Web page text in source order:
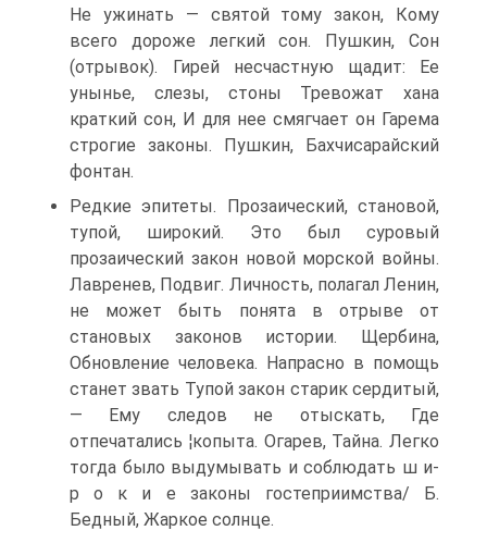
Не ужинать — святой тому закон, Кому
всего дороже легкий сон. Пушкин, Сон
(отрывок). Гирей несчастную щадит: Ее
унынье, слезы, стоны Тревожат хана
краткий сон, И для нее смягчает он Гарема
строгие законы. Пушкин, Бахчисарайский
фонтан.
Редкие эпитеты. Прозаический, становой,
тупой, широкий. Это был суровый
прозаический закон новой морской войны.
Лавренев, Подвиг. Личность, полагал Ленин,
не может быть понята в отрыве от
становых законов истории. Щербина,
Обновление человека. Напрасно в помощь
станет звать Тупой закон старик сердитый,
— Ему следов не отыскать, Где
отпечатались ¦копыта. Огарев, Тайна. Легко
тогда было выдумывать и соблюдать ш и-
р о к и е законы гостеприимства/ Б.
Бедный, Жаркое солнце.